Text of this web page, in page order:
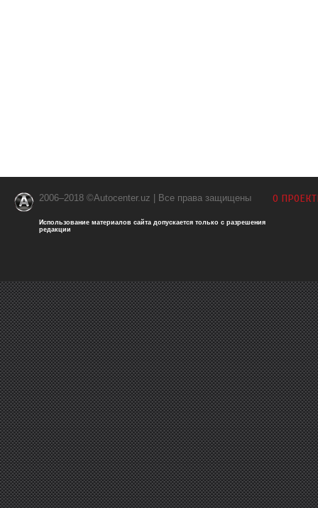
2006–2018 ©Autocenter.uz | Все права защищены
Использование материалов сайта допускается только с разрешения
редакции
О